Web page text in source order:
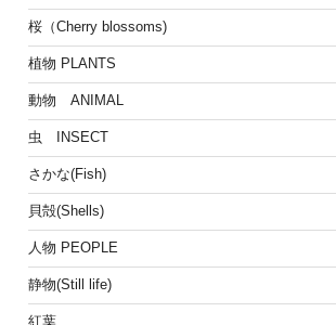
桜（Cherry blossoms)
植物 PLANTS
動物 ANIMAL
虫 INSECT
さかな(Fish)
貝殻(Shells)
人物 PEOPLE
静物(Still life)
紅葉